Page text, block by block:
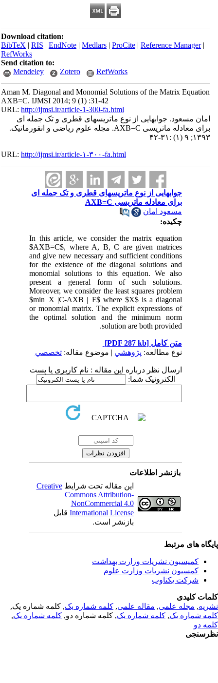
Download citation:
BibTeX|RIS|EndNote|Medlars|ProCite|Reference Manager
RefWorks
Send citation to:
Mendeley
Zotero RefWorks
Aman M. Diagonal and Monomial Solutions of the Matrix Equation
AXB=C. IJMSI 2014; 9 (1) :31-42
URL:http://ijmsi.ir/article-1-300-fa.html
امان مسعود. جوابهایی از نوع ماتریسهای قطری و تک جمله ای
برای معادله ماتریسی AXB=C. مجله علوم ریاضی و انفورماتیک.
۱۳۹۳; ۹ (۱) :۳۱-۴۲
URL:http://ijmsi.ir/article-۱-۳۰۰-fa.html
جوابهایی از نوع ماتریسهای قطری و تک جمله ای
برای معادله ماتریسی AXB=C
مسعود امان
چکیده:
In this article, we consider the matrix equation
$AXB=C$, where A, B, C are given matrices
and give new necessary and sufficient conditions
for the existence of the diagonal solutions and
monomial solutions to this equation. We also
present a general form of such solutions.
Moreover, we consider the least squares problem
$min_X |C-AXB |_F$ where $X$ is a diagonal
or monomial matrix. The explicit expressions of
the optimal solution and the minimum norm
solution are both provided.
متن کامل[PDF 287 kb]
نوع مطالعه:پژوهشي| موضوع مقاله:تخصصي
ارسال نظر درباره این مقاله : نام کاربری یا پست
الکترونیک شما:
بازنشر اطلاعات
این مقاله تحت شرایطCreative
Commons Attribution-
NonCommercial 4.0
International Licenseقابل
بازنشر است.
های مرتبط
کمیسیون نشریات وزارت بهداشت
کمسیون نشریات وزارت علوم
شرکت یکتاوب
کلیدی
,مجله علمی, مقاله علمی, کلمه شماره یک, کلمه شماره یک,
شماره یک,کلمه شماره یک, کلمه شماره دو,کلمه شماره یک,
دو